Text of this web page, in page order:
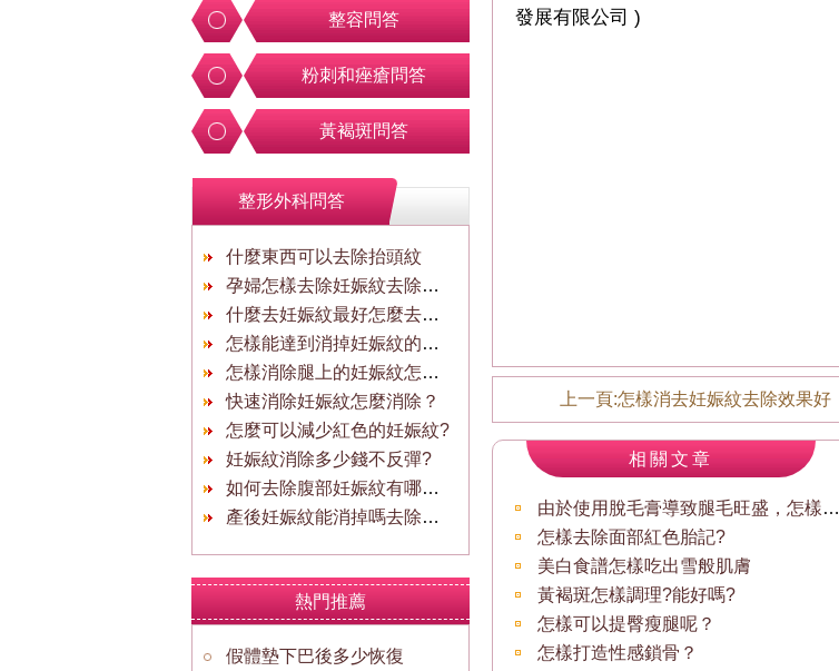
發展有限公司 )
上一頁:怎樣消去妊娠紋去除效果好
相關文章
由於使用脫毛膏導致腿毛旺盛，怎樣去除
怎樣去除面部紅色胎記?
美白食譜怎樣吃出雪般肌膚
黃褐斑怎樣調理?能好嗎?
怎樣可以提臀瘦腿呢？
怎樣打造性感鎖骨？
整容問答
粉刺和痤瘡問答
黃褐斑問答
整形外科問答
什麼東西可以去除抬頭紋
孕婦怎樣去除妊娠紋去除效果好
什麼去妊娠紋最好怎麼去最好
怎樣能達到消掉妊娠紋的目的?
怎樣消除腿上的妊娠紋怎麼消除？
快速消除妊娠紋怎麼消除？
怎麼可以減少紅色的妊娠紋?
妊娠紋消除多少錢不反彈?
如何去除腹部妊娠紋有哪些方法?
產後妊娠紋能消掉嗎去除效果好
熱門推薦
假體墊下巴後多少恢復